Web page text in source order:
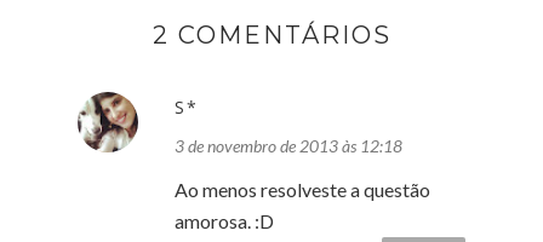
2 COMENTÁRIOS
S*
3 de novembro de 2013 às 12:18
Ao menos resolveste a questão
amorosa. :D